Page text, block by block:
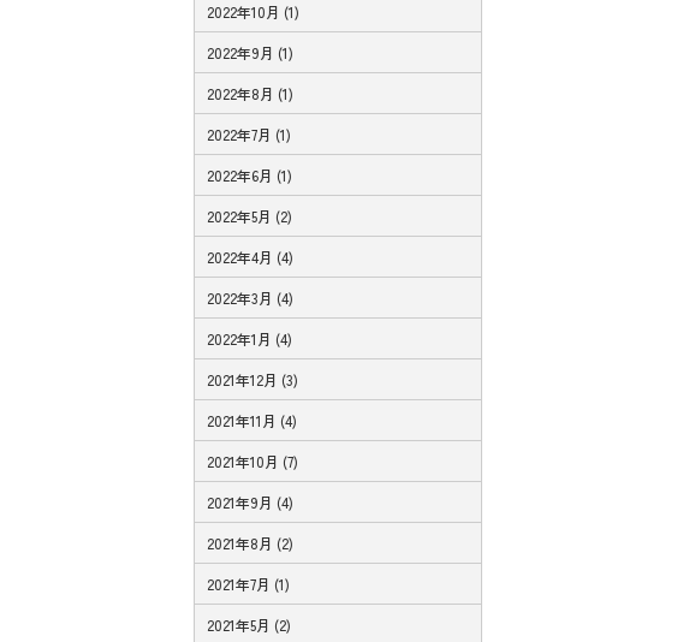
2022年10月 (1)
2022年9月 (1)
2022年8月 (1)
2022年7月 (1)
2022年6月 (1)
2022年5月 (2)
2022年4月 (4)
2022年3月 (4)
2022年1月 (4)
2021年12月 (3)
2021年11月 (4)
2021年10月 (7)
2021年9月 (4)
2021年8月 (2)
2021年7月 (1)
2021年5月 (2)